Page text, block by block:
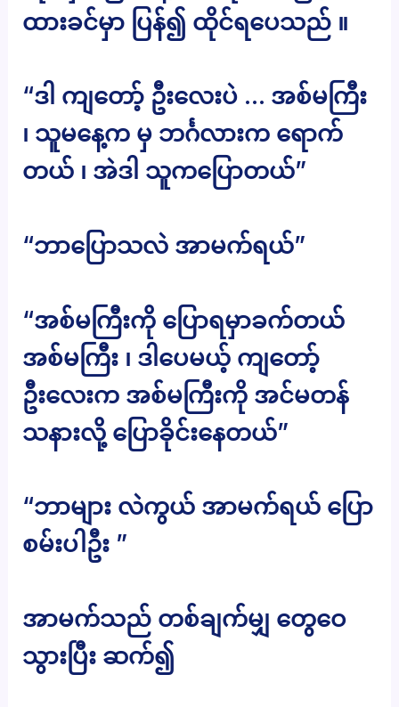
ထားခင်မှာ ပြန်၍ ထိုင်ရပေသည် ။
“ဒါ ကျတော့် ဦးလေးပဲ … အစ်မကြီး
၊ သူမနေ့က မှ ဘင်္ဂလားက ရောက်
တယ် ၊ အဲဒါ သူကပြောတယ်”
“ဘာပြောသလဲ အာမက်ရယ်”
“အစ်မကြီးကို ပြောရမှာခက်တယ်
အစ်မကြီး ၊ ဒါပေမယ့် ကျတော့်
ဦးလေးက အစ်မကြီးကို အင်မတန်
သနားလို့ ပြောခိုင်းနေတယ်”
“ဘာများ လဲကွယ် အာမက်ရယ် ပြော
စမ်းပါဦး ”
အာမက်သည် တစ်ချက်မျှ တွေဝေ
သွားပြီး ဆက်၍